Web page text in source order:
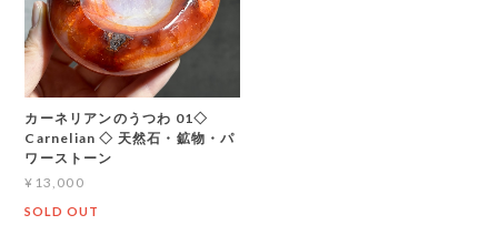
カーネリアンのうつわ 01◇
Carnelian ◇ 天然石・鉱物・パ
ワーストーン
¥13,000
SOLD OUT